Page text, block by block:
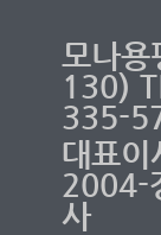
모나용
130)
335-
대표이
2004-
사